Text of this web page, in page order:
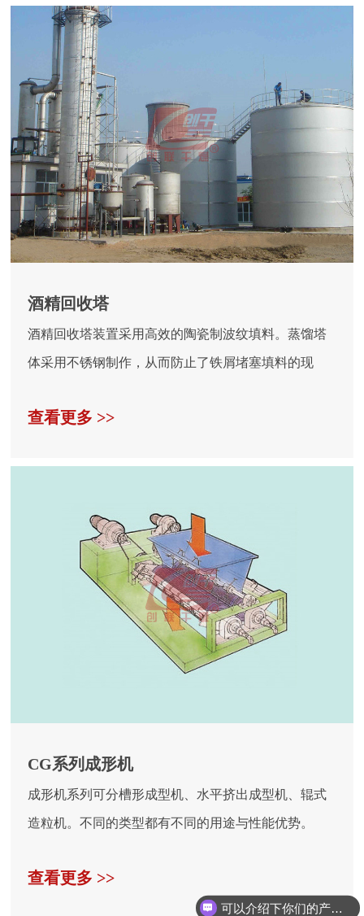
工
程
案
例
客
户
中
心
人
才
中
心
联
我
们
酒精回收塔
酒精回收塔装置采用高效的陶瓷制波纹填料。蒸馏塔
体采用不锈钢制作，从而防止了铁屑堵塞填料的现
查看更多 >>
CG系列成形机
成形机系列可分槽形成型机、水平挤出成型机、辊式
造粒机。不同的类型都有不同的用途与性能优势。
查看更多 >>
可以介绍下你们的产品么